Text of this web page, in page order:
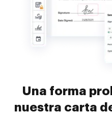
Una forma
nuestra carta